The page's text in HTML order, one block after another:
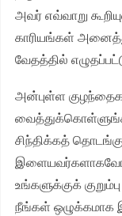
அவர் எவ்வாறு
காரியங்கள்
வேதத்தில்
அன்புள்ள
சிந்திக்கத்
உங்களுக்குக்
நீங்கள்